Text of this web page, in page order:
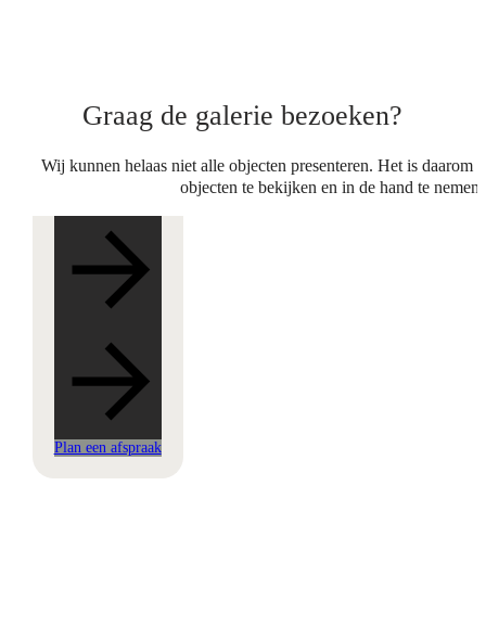
Graag de galerie bezoeken?
Wij kunnen helaas niet alle objecten presenteren. Het is
objecten te bekijken en in de hand te
Plan een afspraak